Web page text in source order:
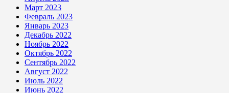
Март 2023
Февраль 2023
Январь 2023
Декабрь 2022
Ноябрь 2022
Октябрь 2022
Сентябрь 2022
Август 2022
Июль 2022
Июнь 2022